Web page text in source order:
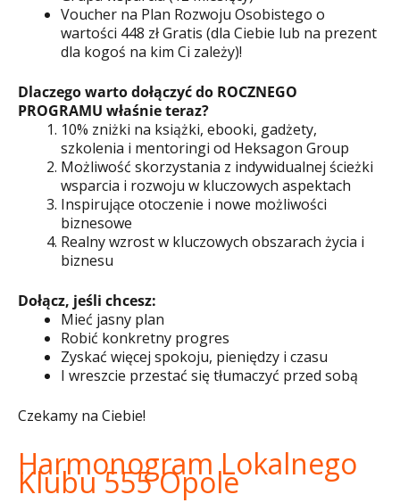
Voucher na Plan Rozwoju Osobistego o
wartości 448 zł Gratis (dla Ciebie lub na prezent
dla kogoś na kim Ci zależy)!
Dlaczego warto dołączyć do ROCZNEGO
PROGRAMU właśnie teraz?
10% zniżki na książki, ebooki, gadżety,
szkolenia i mentoringi od Heksagon Group
Możliwość skorzystania z indywidualnej ścieżki
wsparcia i rozwoju w kluczowych aspektach
Inspirujące otoczenie i nowe możliwości
biznesowe
Realny wzrost w kluczowych obszarach życia i
biznesu
Dołącz, jeśli chcesz:
Mieć jasny plan
Robić konkretny progres
Zyskać więcej spokoju, pieniędzy i czasu
I wreszcie przestać się tłumaczyć przed sobą
Czekamy na Ciebie!
Harmonogram Lokalnego
Klubu 555 Opole